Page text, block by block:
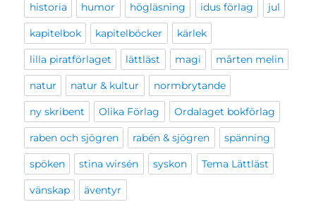
historia humor högläsning idus förlag jul
kapitelbok kapitelböcker kärlek
lilla piratförlaget lättläst magi mårten melin
natur natur & kultur normbrytande
ny skribent Olika Förlag Ordalaget bokförlag
raben och sjögren rabén & sjögren spänning
spöken stina wirsén syskon Tema Lättläst
vänskap äventyr